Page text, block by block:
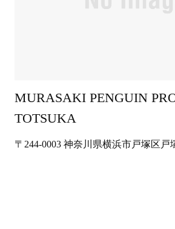
MURASAKI PENGUIN
TOTSUKA
〒244-0003 神奈川県横浜市戸塚区戸